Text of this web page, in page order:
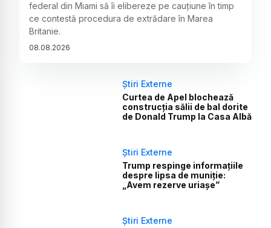
federal din Miami să îi elibereze pe cauțiune în timp
ce contestă procedura de extrădare în Marea
Britanie.
08.08.2026
Știri Externe
Curtea de Apel blochează
construcția sălii de bal dorite
de Donald Trump la Casa Albă
Știri Externe
Trump respinge informațiile
despre lipsa de muniție:
„Avem rezerve uriașe”
Știri Externe